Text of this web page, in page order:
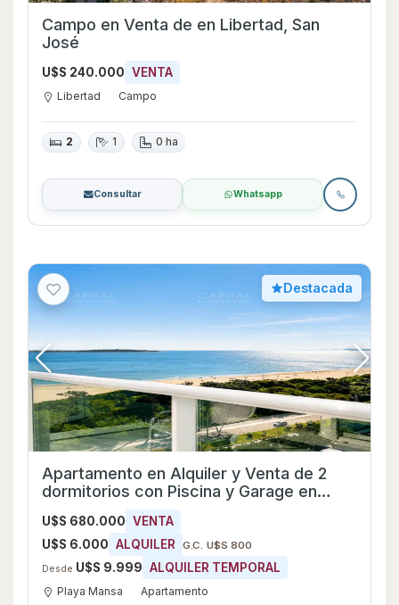
Campo en Venta de en Libertad, San
José
U$S 240.000 VENTA
Libertad Campo
2 1 0 ha
Consultar Whatsapp
Destacada
Apartamento en Alquiler y Venta de 2
dormitorios con Piscina y Garage en
Playa Mansa, Maldonado
U$S 680.000 VENTA
U$S 6.000 ALQUILER
G.C. U$S 800
Desde U$S 9.999 ALQUILER TEMPORAL
Playa Mansa Apartamento